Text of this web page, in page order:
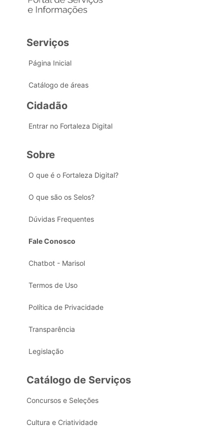
Serviços
Página Inicial
Catálogo de áreas
Cidadão
Entrar no Fortaleza Digital
Sobre
O que é o Fortaleza Digital?
O que são os Selos?
Dúvidas Frequentes
Fale Conosco
Chatbot - Marisol
Termos de Uso
Política de Privacidade
Transparência
Legislação
Catálogo de Serviços
Concursos e Seleções
Cultura e Criatividade